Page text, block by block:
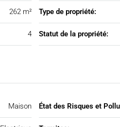
262 m²
4
Type de propriété:
Statut de la propriété:
Maison État des Risques et